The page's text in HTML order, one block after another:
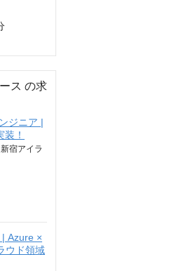
ス の求
ジニア |
！
宿アイラ
| Azure ×
ウド領域